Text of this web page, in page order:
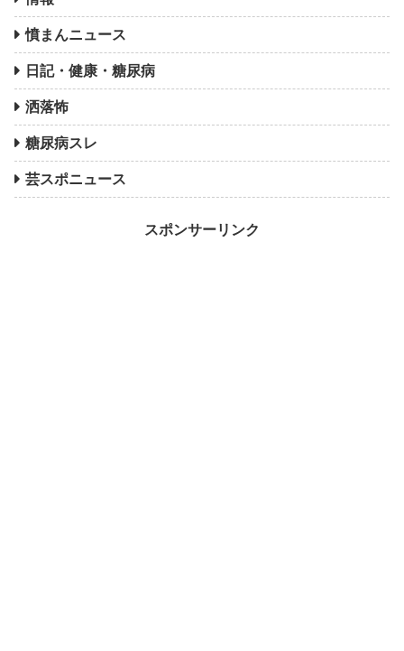
憤まんニュース
日記・健康・糖尿病
洒落怖
糖尿病スレ
芸スポニュース
スポンサーリンク